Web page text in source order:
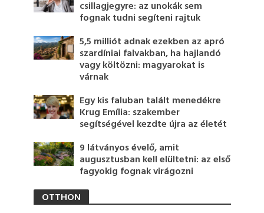
csillagjegyre: az unokák sem
fognak tudni segíteni rajtuk
5,5 milliót adnak ezekben az apró
szardíniai falvakban, ha hajlandó
vagy költözni: magyarokat is
várnak
Egy kis faluban talált menedékre
Krug Emília: szakember
segítségével kezdte újra az életét
9 látványos évelő, amit
augusztusban kell elültetni: az első
fagyokig fognak virágozni
OTTHON